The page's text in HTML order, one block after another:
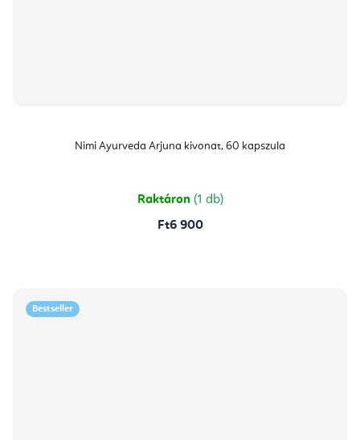
Nimi Ayurveda Arjuna kivonat, 60 kapszula
Raktáron (1 db)
Ft6 900
Bestseller